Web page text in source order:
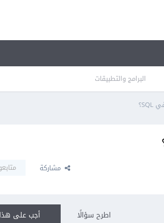
البرامج والتطبيقات
مشاركة
أجب على اطرح سؤالًا